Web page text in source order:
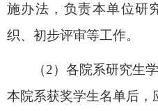
施办法，负责本单位研
织、初步评审等工作。
（2）各院系研究生
本院系获奖学生名单后，